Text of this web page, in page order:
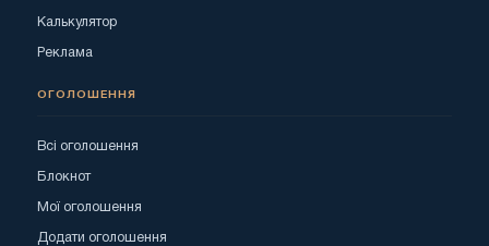
Калькулятор
Реклама
ОГОЛОШЕННЯ
Всі оголошення
Блокнот
Мої оголошення
Додати оголошення